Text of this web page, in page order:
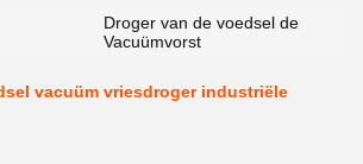
Droger van de voedsel de
Vacuümvorst
vacuüm vriesdroger industriële